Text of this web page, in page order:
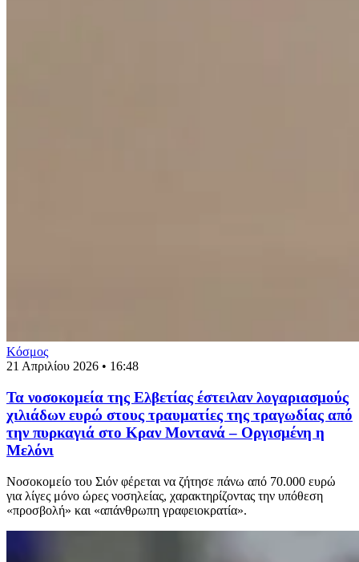
Κόσμος
21 Απριλίου 2026 • 16:48
Τα νοσοκομεία της Ελβετίας έστειλαν λογαριασμούς
χιλιάδων ευρώ στους τραυματίες της τραγωδίας από
την πυρκαγιά στο Κραν Μοντανά – Οργισμένη η
Μελόνι
Νοσοκομείο του Σιόν φέρεται να ζήτησε πάνω από 70.000 ευρώ
για λίγες μόνο ώρες νοσηλείας, χαρακτηρίζοντας την υπόθεση
«προσβολή» και «απάνθρωπη γραφειοκρατία».